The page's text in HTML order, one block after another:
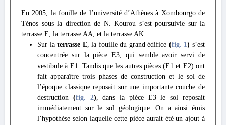
En 2005, la fouille de l’université d’Athènes à Xombourgo de
Ténos sous la direction de N. Kourou s’est poursuivie sur la
terrasse E, la terrasse AA, et la terrasse AK.
Sur laterrasse E, la fouille du grand édifice (fig. 1) s’est
concentrée sur la pièce E3, qui semble avoir servi de
vestibule à E1. Tandis que les autres pièces (E1 et E2) ont
fait apparaître trois phases de construction et le sol de
l’époque classique reposait sur une importante couche de
destruction (fig. 2), dans la pièce E3 le sol reposait
immédiatement sur le sol géologique. On a ainsi émis
l’hypothèse selon laquelle cette pièce aurait été un ajout à